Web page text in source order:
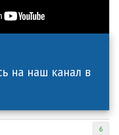
на наш канал в
6